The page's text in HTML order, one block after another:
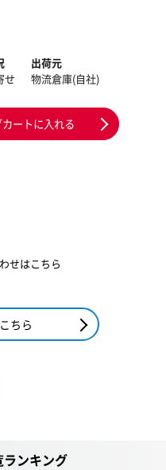
せ
出荷元
物流倉庫(自社)
ートに入れる
せはこちら
ちら
ンキング